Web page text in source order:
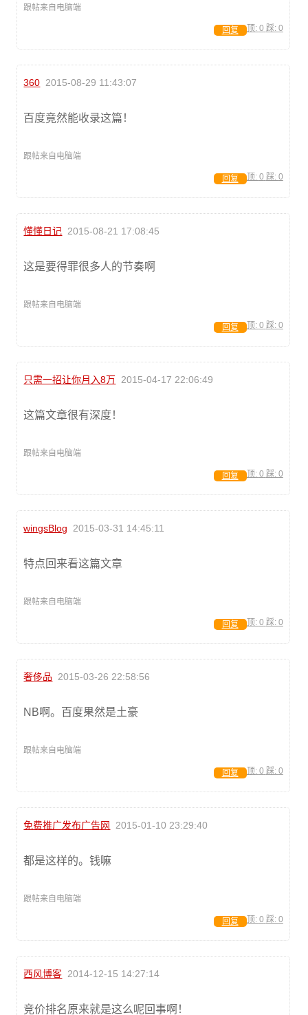
跟帖来自电脑端
顶: 0 踩: 0
回复
360 2015-08-29 11:43:07
百度竟然能收录这篇！
跟帖来自电脑端
顶: 0 踩: 0
回复
懂懂日记 2015-08-21 17:08:45
这是要得罪很多人的节奏啊
跟帖来自电脑端
顶: 0 踩: 0
回复
只需一招让你月入8万 2015-04-17 22:06:49
这篇文章很有深度！
跟帖来自电脑端
顶: 0 踩: 0
回复
wingsBlog 2015-03-31 14:45:11
特点回来看这篇文章
跟帖来自电脑端
顶: 0 踩: 0
回复
奢侈品 2015-03-26 22:58:56
NB啊。百度果然是土豪
跟帖来自电脑端
顶: 0 踩: 0
回复
免费推广发布广告网 2015-01-10 23:29:40
都是这样的。钱嘛
跟帖来自电脑端
顶: 0 踩: 0
回复
西风博客 2014-12-15 14:27:14
竞价排名原来就是这么呢回事啊！